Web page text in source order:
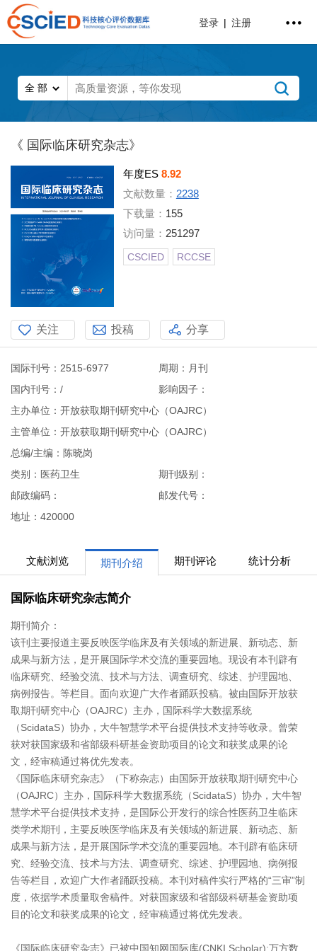
登录 | 注册
《 国际临床研究杂志》
年度ES 8.92
文献数量： 2238
下载量： 155
访问量： 251297
CSCIED RCCSE
关注 投稿 分享
国际刊号：2515-6977
周期：月刊
国内刊号：/
影响因子：
主办单位：开放获取期刊研究中心（OAJRC）
主管单位：开放获取期刊研究中心（OAJRC）
总编/主编：陈晓岗
类别：医药卫生
期刊级别：
邮政编码：
邮发代号：
地址：420000
文献浏览 期刊介绍 期刊评论 统计分析
国际临床研究杂志简介
期刊简介：
该刊主要报道主要反映医学临床及有关领域的新进展、新动态、新
成果与新方法，是开展国际学术交流的重要园地。现设有本刊辟有
临床研究、经验交流、技术与方法、调查研究、综述、护理园地、
病例报告。等栏目。面向欢迎广大作者踊跃投稿。被由国际开放获
取期刊研究中心（OAJRC）主办，国际科学大数据系统
（ScidataS）协办，大牛智慧学术平台提供技术支持等收录。曾荣
获对获国家级和省部级科研基金资助项目的论文和获奖成果的论
文，经审稿通过将优先发表。
《国际临床研究杂志》（下称杂志）由国际开放获取期刊研究中心
（OAJRC）主办，国际科学大数据系统（ScidataS）协办，大牛智
慧学术平台提供技术支持，是国际公开发行的综合性医药卫生临床
类学术期刊，主要反映医学临床及有关领域的新进展、新动态、新
成果与新方法，是开展国际学术交流的重要园地。本刊辟有临床研
究、经验交流、技术与方法、调查研究、综述、护理园地、病例报
告等栏目，欢迎广大作者踊跃投稿。本刊对稿件实行严格的“三审”制
度，依据学术质量取舍稿件。对获国家级和省部级科研基金资助项
目的论文和获奖成果的论文，经审稿通过将优先发表。
《国际临床研究杂志》已被中国知网国际库(CNKI Scholar);万方数